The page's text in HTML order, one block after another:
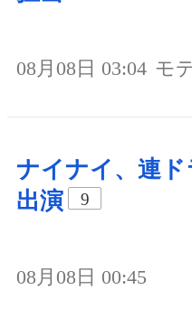
08月08日 03:04 モ
ナイナイ、連ド
出演
9
08月08日 00:45